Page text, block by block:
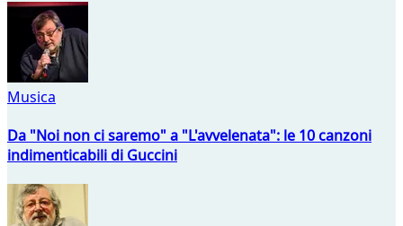
Musica
Da "Noi non ci saremo" a "L'avvelenata": le 10 canzoni
indimenticabili di Guccini